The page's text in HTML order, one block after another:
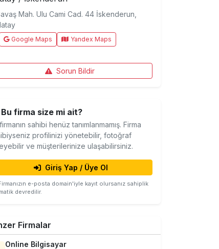
Mah. Ulu Cami Cad. 44 İskenderun,
Google Maps Yandex Maps
Sorun Bildir
Bu firma size mi ait?
sahibi henüz tanımlanmamış. Firma
profilinizi yönetebilir, fotoğraf
ve müşterilerinize ulaşabilirsiniz.
Giriş Yap / Üye Ol
e-posta domain'iyle kayıt olursanız sahiplik
devredilir.
Firmalar
Online Bilgisayar